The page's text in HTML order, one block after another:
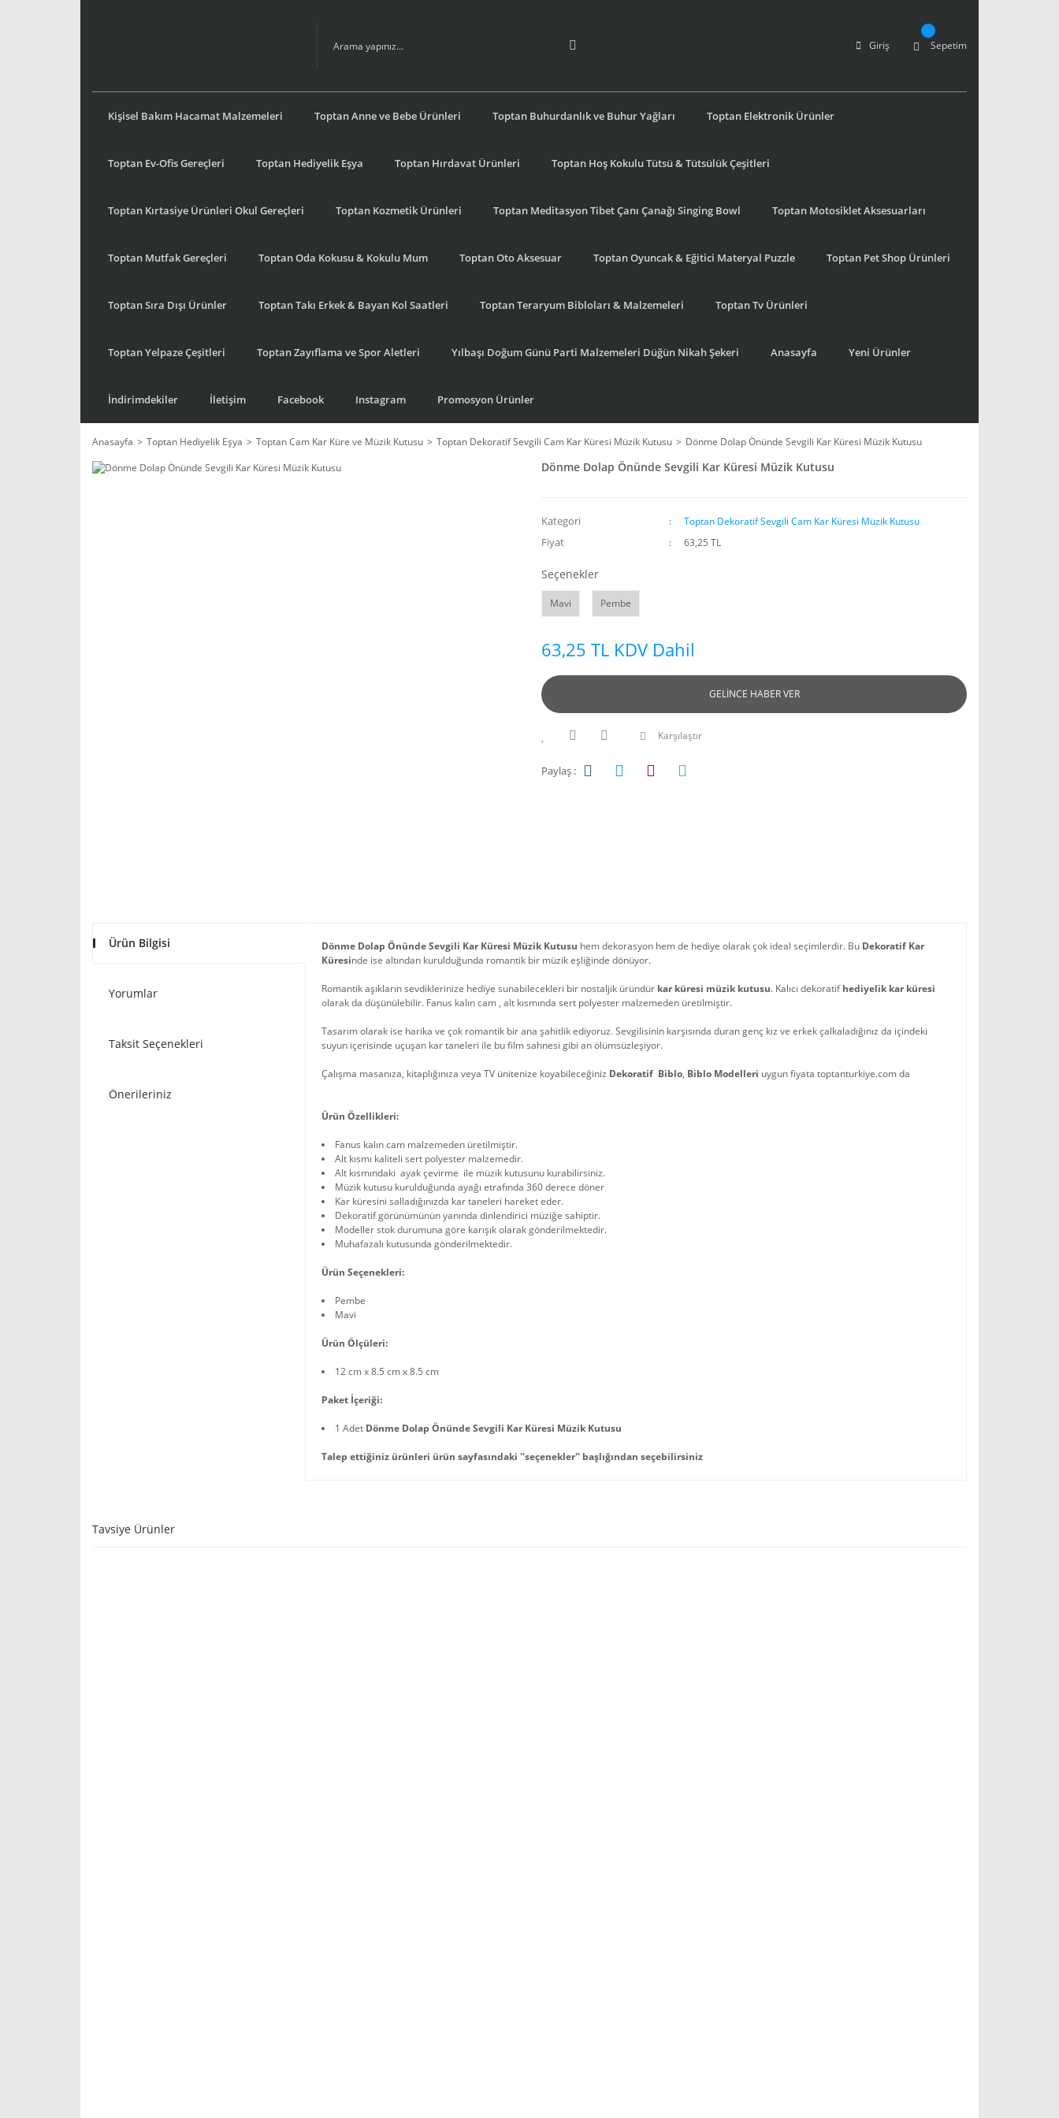
Giriş Sepetim
Kişisel Bakım Hacamat Malzemeleri Toptan Anne ve Bebe Ürünleri Toptan Buhurdanlık ve Buhur Yağları Toptan Elektronik Ürünler
Toptan Ev-Ofis Gereçleri Toptan Hediyelik Eşya Toptan Hırdavat Ürünleri Toptan Hoş Kokulu Tütsü & Tütsülük Çeşitleri
Toptan Kırtasiye Ürünleri Okul Gereçleri Toptan Kozmetik Ürünleri Toptan Meditasyon Tibet Çanı Çanağı Singing Bowl Toptan Motosiklet Aksesuarları
Toptan Mutfak Gereçleri Toptan Oda Kokusu & Kokulu Mum Toptan Oto Aksesuar Toptan Oyuncak & Eğitici Materyal Puzzle Toptan Pet Shop Ürünleri
Toptan Sıra Dışı Ürünler Toptan Takı Erkek & Bayan Kol Saatleri Toptan Teraryum Bibloları & Malzemeleri Toptan Tv Ürünleri
Toptan Yelpaze Çeşitleri Toptan Zayıflama ve Spor Aletleri Yılbaşı Doğum Günü Parti Malzemeleri Düğün Nikah Şekeri Anasayfa Yeni Ürünler
İndirimdekiler İletişim Facebook Instagram Promosyon Ürünler
Anasayfa Toptan Hediyelik Eşya Toptan Cam Kar Küre ve Müzik Kutusu Toptan Dekoratif Sevgili Cam Kar Küresi Müzik Kutusu Dönme Dolap Önünde Sevgili Kar Küresi Müzik Kutusu
Dönme Dolap Önünde Sevgili Kar Küresi Müzik Kutusu
Kategori Toptan Dekoratif Sevgili Cam Kar Küresi Müzik Kutusu
Fiyat 63,25 TL
Seçenekler
Mavi Pembe
63,25 TL KDV Dahil
GELİNCE HABER VER
Karşılaştır
Paylaş :
Ürün Bilgisi
Yorumlar
Taksit Seçenekleri
Önerileriniz
Dönme Dolap Önünde Sevgili Kar Küresi Müzik Kutusu hem dekorasyon hem de hediye olarak çok ideal seçimlerdir. Bu Dekoratif Kar
Küresinde ise altından kurulduğunda romantik bir müzik eşliğinde dönüyor.
Romantik aşıkların sevdiklerinize hediye sunabilecekleri bir nostaljik üründür kar küresi müzik kutusu. Kalıcı dekoratifhediyelik kar küresi
olarak da düşünülebilir. Fanus kalın cam , alt kısmında sert polyester malzemeden üretilmiştir.
Tasarım olarak ise harika ve çok romantik bir ana şahitlik ediyoruz. Sevgilisinin karşısında duran genç kız ve erkek çalkaladığınız da içindeki
suyun içerisinde uçuşan kar taneleri ile bu film sahnesi gibi an ölümsüzleşiyor.
Çalışma masanıza, kitaplığınıza veya TV ünitenize koyabileceğiniz Dekoratif Biblo, Biblo Modelleri uygun fiyata toptanturkiye.com da
Ürün Özellikleri:
Fanus kalın cam malzemeden üretilmiştir.
Alt kısmı kaliteli sert polyester malzemedir.
Alt kısmındaki ayak çevirme ile müzik kutusunu kurabilirsiniz.
Müzik kutusu kurulduğunda ayağı etrafında 360 derece döner
Kar küresini salladığınızda kar taneleri hareket eder.
Dekoratif görünümünün yanında dinlendirici müziğe sahiptir.
Modeller stok durumuna göre karışık olarak gönderilmektedir.
Muhafazalı kutusunda gönderilmektedir.
Ürün Seçenekleri:
Pembe
Mavi
Ürün Ölçüleri:
12 cm x 8.5 cm x 8.5 cm
Paket İçeriği:
1 Adet Dönme Dolap Önünde Sevgili Kar Küresi Müzik Kutusu
Talep ettiğiniz ürünleri ürün sayfasındaki ''seçenekler'' başlığından seçebilirsiniz
Tavsiye Ürünler